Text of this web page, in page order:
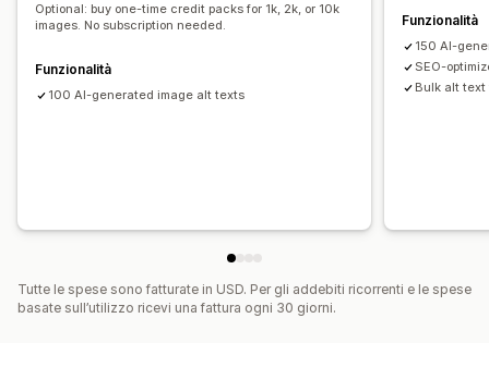
Optional: buy one-time credit packs for 1k, 2k, or 10k
images. No subscription needed.
Funzionalità
100 AI-generated image alt texts
Funzionalità
150 AI-
SEO-
Bulk alt text
Tutte le spese sono fatturate in USD. Per gli addebiti ricorrenti e le spese
basate sull’utilizzo ricevi una fattura ogni 30 giorni.